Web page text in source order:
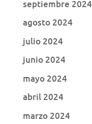
septiembre 2024
agosto 2024
julio 2024
junio 2024
mayo 2024
abril 2024
marzo 2024